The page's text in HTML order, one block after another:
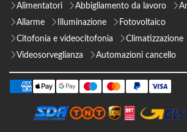
Alimentatori
Abbigliamento da lavoro
Allarme
Illuminazione
Fotovoltaico
Citofonia e videocitofonia
Climatizzazione
Videosorveglianza
Automazioni cancello